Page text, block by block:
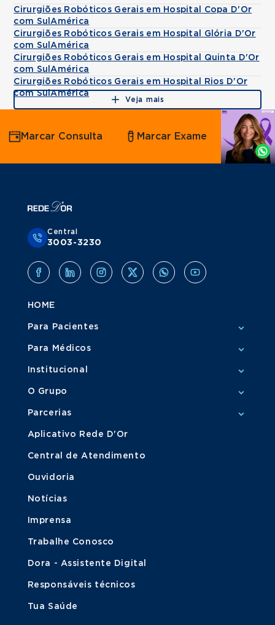
Cirurgiões Robóticos Gerais em Hospital Copa D'Or
com SulAmérica
Cirurgiões Robóticos Gerais em Hospital Glória D'Or
com SulAmérica
Cirurgiões Robóticos Gerais em Hospital Quinta D'Or
com SulAmérica
Cirurgiões Robóticos Gerais em Hospital Rios D'Or
com SulAmérica
Veja mais
Agende
por
Whatsapp
Marcar Consulta Marcar Exame
Central
3003-3230
HOME
Para Pacientes
Para Médicos
Institucional
O Grupo
Parcerias
Aplicativo Rede D'Or
Central de Atendimento
Ouvidoria
Notícias
Imprensa
Trabalhe Conosco
Dora - Assistente Digital
Responsáveis técnicos
Tua Saúde